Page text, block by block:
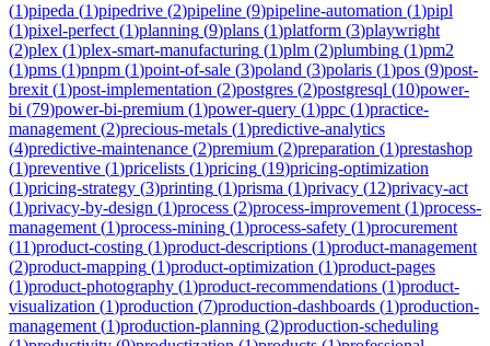
(1)pipeda (1)pipedrive (2)pipeline (9)pipeline-automation (1)pipl
(1)pixel-perfect (1)planning (9)plans (1)platform (3)playwright
(2)plex (1)plex-smart-manufacturing (1)plm (2)plumbing (1)pm2
(1)pms (1)pnpm (1)point-of-sale (3)poland (3)polaris (1)pos (9)post-
brexit (1)post-implementation (2)postgres (2)postgresql (10)power-
bi (79)power-bi-premium (1)power-query (1)ppc (1)practice-
management (2)precious-metals (1)predictive-analytics
(4)predictive-maintenance (2)premium (2)preparation (1)prestashop
(1)preventive (1)pricelists (1)pricing (19)pricing-optimization
(1)pricing-strategy (3)printing (1)prisma (1)privacy (12)privacy-act
(1)privacy-by-design (1)process (2)process-improvement (1)process-
management (1)process-mining (1)process-safety (1)procurement
(11)product-costing (1)product-descriptions (1)product-management
(2)product-mapping (1)product-optimization (1)product-pages
(1)product-photography (1)product-recommendations (1)product-
visualization (1)production (7)production-dashboards (1)production-
management (1)production-planning (2)production-scheduling